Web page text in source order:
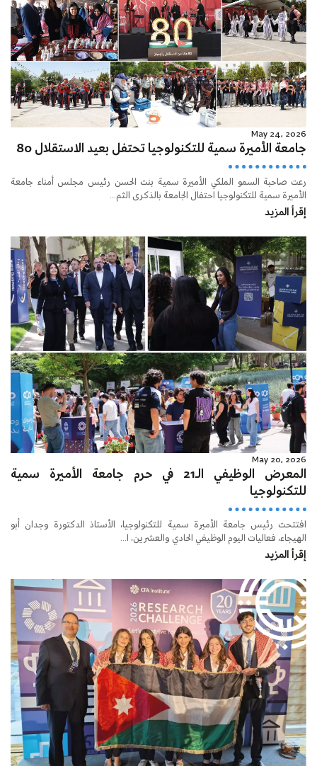
May 24, 2026
جامعة الأميرة سمية للتكنولوجيا تحتفل بعيد الاستقلال 80
رعت صاحبة السمو الملكي الأميرة سمية بنت الحسن رئيس مجلس أمناء جامعة
الأميرة سمية للتكنولوجيا احتفال الجامعة بالذكرى الثم...
إقرأ المزيد
May 20, 2026
المعرض الوظيفي الـ21 في حرم جامعة الأميرة سمية
للتكنولوجيا
افتتحت رئيس جامعة الأميرة سمية للتكنولوجيا، الأستاذ الدكتورة وجدان أبو
الهيجاء، فعاليات اليوم الوظيفي الحادي والعشرين، ا...
إقرأ المزيد